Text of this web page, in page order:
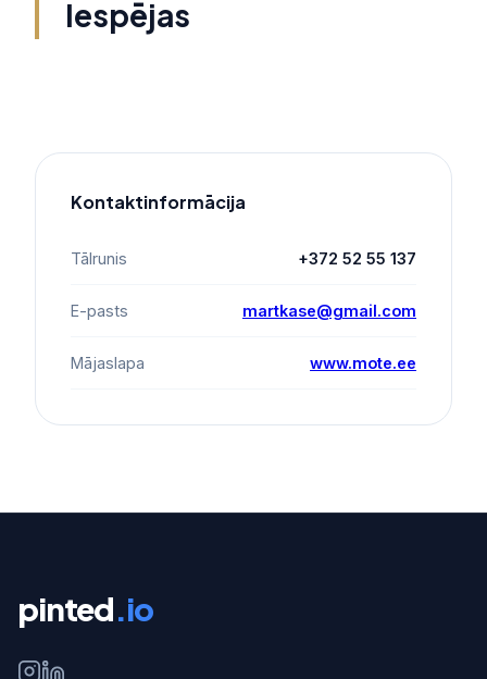
Iespējas
Kontaktinformācija
Tālrunis +372 52 55 137
E-pasts martkase@gmail.com
Mājaslapa www.mote.ee
pinted.io